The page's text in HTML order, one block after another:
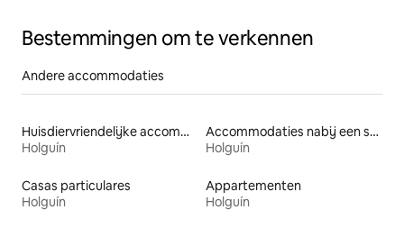
Bestemmingen om te verkennen
Andere accommodaties
Huisdiervriendelijke accommodaties
Holguín
Accommodaties nabij een strand
Holguín
Casas particulares
Holguín
Appartementen
Holguín